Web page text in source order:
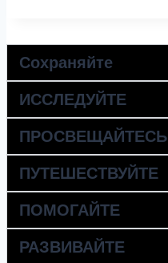
Сохраняйте
ИССЛЕДУЙТЕ
ПРОСВЕЩАЙТЕСЬ
ПУТЕШЕСТВУЙТЕ
ПОМОГАЙТЕ
РАЗВИВАЙТЕ